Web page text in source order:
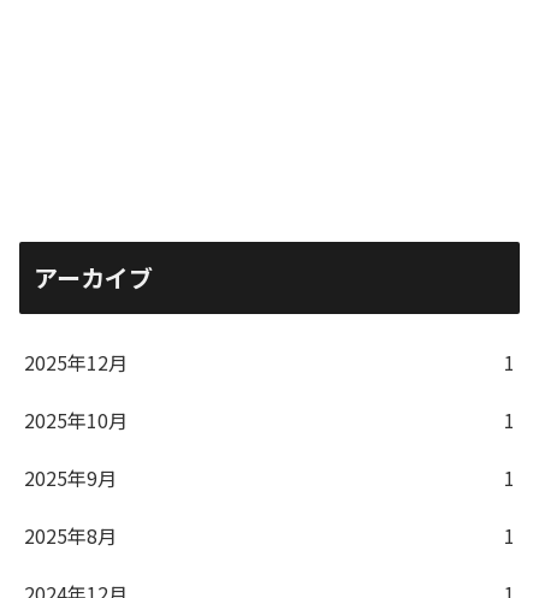
アーカイブ
2025年12月
1
2025年10月
1
2025年9月
1
2025年8月
1